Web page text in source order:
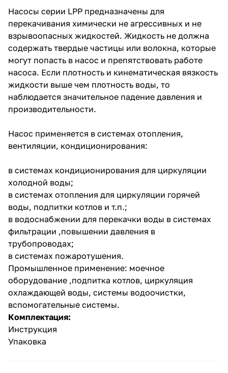
Насосы серии LPP предназначены для
перекачивания химически не агрессивных и не
взрывоопасных жидкостей. Жидкость не должна
содержать твердые частицы или волокна, которые
могут попасть в насос и препятствовать работе
насоса. Если плотность и кинематическая вязкость
жидкости выше чем плотность воды, то
наблюдается значительное падение давления и
производительности.
Насос применяется в системах отопления,
вентиляции, кондиционирования:
в системах кондиционирования для циркуляции
холодной воды;
в системах отопления для циркуляции горячей
воды, подпитки котлов и т.п.;
в водоснабжении для перекачки воды в системах
фильтрации ,повышении давления в
трубопроводах;
в системах пожаротушения.
Промышленное применение: моечное
оборудование ,подпитка котлов, циркуляция
охлаждающей воды, системы водоочистки,
вспомогательные системы.
Комплектация:
Инструкция
Упаковка
раз в 2 недели